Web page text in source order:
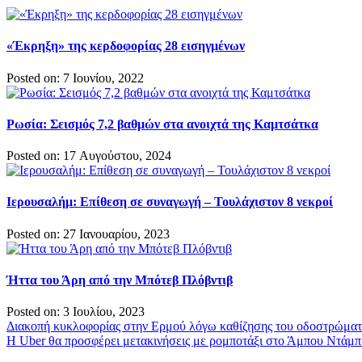
«Έκρηξη» της κερδοφορίας 28 εισηγμένων
Posted on: 7 Ιουνίου, 2022
Ρωσία: Σεισμός 7,2 βαθμών στα ανοιχτά της Καμτσάτκα
Posted on: 17 Αυγούστου, 2024
Ιερουσαλήμ: Επίθεση σε συναγωγή – Τουλάχιστον 8 νεκροί
Posted on: 27 Ιανουαρίου, 2023
Ήττα του Άρη από την Μπότεβ Πλόβντιβ
Posted on: 3 Ιουλίου, 2023
Πλοήγηση
άρθρων
Διακοπή κυκλοφορίας στην Ερμού λόγω καθίζησης του
Η Uber θα προσφέρει μετακινήσεις με ρομποτάξι στο Άμπου